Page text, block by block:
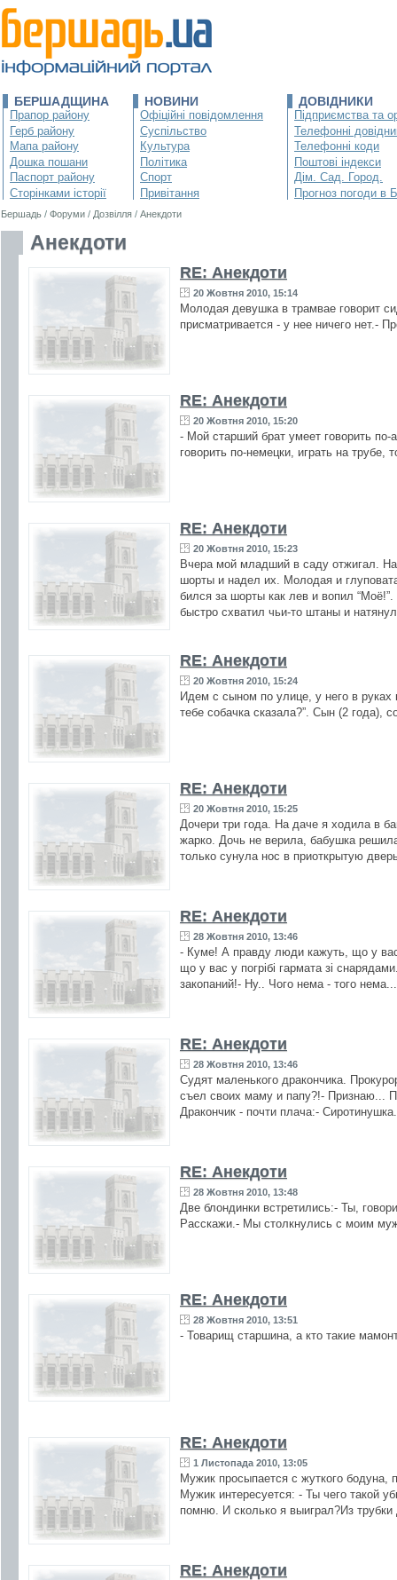
БЕРШАДЩИНА
Прапор району
Герб району
Мапа району
Дошка пошани
Паспорт району
Сторінками історії
НОВИНИ
Офіційні повідомлення
Суспільство
Культура
Політика
Спорт
Привітання
ДОВІДНИКИ
Підприємства та
Телефонні
Телефонні коди
Поштові індекси
Дім. Сад. Город.
Прогноз погоди в
Бершадь / Форуми / Дозвілля / Анекдоти
Анекдоти
RE: Анекдоти
20 Жовтня 2010, 15:14
Молодая девушка в трамвае говорит
присматривается - у нее ничего нет.-
RE: Анекдоти
20 Жовтня 2010, 15:20
- Мой старший брат умеет говорить по-
говорить по-немецки, играть на
RE: Анекдоти
20 Жовтня 2010, 15:23
Вчера мой младший в саду отжигал.
шорты и надел их. Молодая и
бился за шорты как лев и вопил
быстро схватил чьи-то штаны и
RE: Анекдоти
20 Жовтня 2010, 15:24
Идем с сыном по улице, у него в
тебе собачка сказала?”. Сын (2 года),
RE: Анекдоти
20 Жовтня 2010, 15:25
Дочери три года. На даче я ходила в
жарко. Дочь не верила, бабушка
только сунула нос в приоткрытую
RE: Анекдоти
28 Жовтня 2010, 13:46
- Куме! А правду люди кажуть, що у
що у вас у погрiбi гармата зi
закопаний!- Ну.. Чого нема - того
RE: Анекдоти
28 Жовтня 2010, 13:46
Судят маленького дракончика.
съел своих маму и папу?!- Признаю...
Дракончик - почти плача:-
RE: Анекдоти
28 Жовтня 2010, 13:48
Две блондинки встретились:- Ты,
Расскажи.- Мы столкнулись с моим
RE: Анекдоти
28 Жовтня 2010, 13:51
- Товарищ старшина, а кто такие
RE: Анекдоти
1 Листопада 2010, 13:05
Мужик просыпается с жуткого бодуна,
Мужик интересуется: - Ты чего такой
помню. И сколько я выиграл?Из
RE: Анекдоти